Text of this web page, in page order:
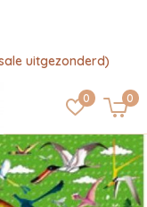
0 0
uitgezonderd)